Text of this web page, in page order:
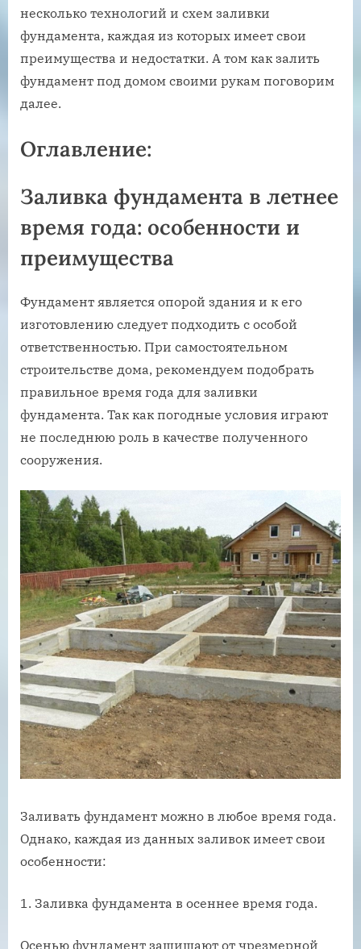
несколько технологий и схем заливки
фундамента, каждая из которых имеет свои
преимущества и недостатки. А том как залить
фундамент под домом своими рукам поговорим
далее.
Оглавление:
Заливка фундамента в летнее
время года: особенности и
преимущества
Фундамент является опорой здания и к его
изготовлению следует подходить с особой
ответственностью. При самостоятельном
строительстве дома, рекомендуем подобрать
правильное время года для заливки
фундамента. Так как погодные условия играют
не последнюю роль в качестве полученного
сооружения.
Заливать фундамент можно в любое время года.
Однако, каждая из данных заливок имеет свои
особенности:
1. Заливка фундамента в осеннее время года.
Осенью фундамент защищают от чрезмерной